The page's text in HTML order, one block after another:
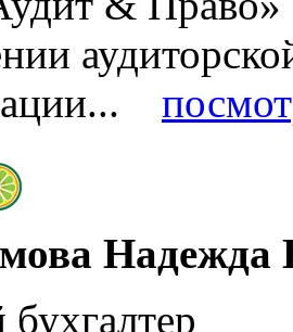
Надежда